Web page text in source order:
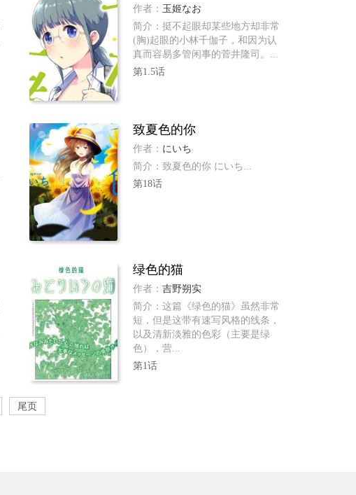
作者： 玉姬なお
简介：挺不起眼却某些地方却非常
(胸)起眼的小林千伽子，和因为认
真而容易多管闲事的菅井隆司。...
第1.5话
致夏色的你
作者： にいち
简介：致夏色的你 にいち...
第18话
绿色的猫
作者： 吉野朔实
简介：这篇《绿色的猫》虽然非常
短，但是这带有速写风格的线条，
以及清新淡雅的色彩（主要是绿
色），营...
第1话
尾页